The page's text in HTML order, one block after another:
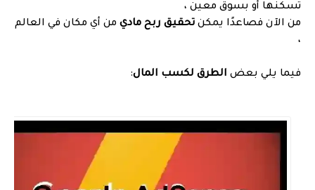
تسكنها أو بسوق معين ،
من الآن فصاعدًا يمكن تحقيق ربح مادي من أي مكان في العالم
،
فيما يلي بعض الطرق لكسب المال: